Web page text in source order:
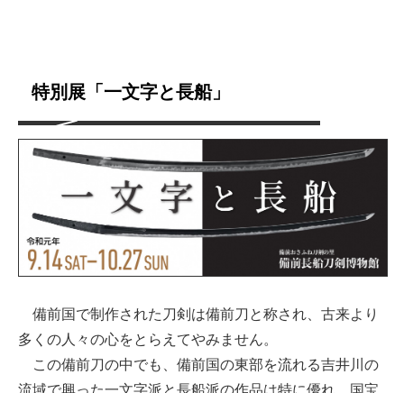
特別展「一文字と長船」
備前国で制作された刀剣は備前刀と称され、古来より
多くの人々の心をとらえてやみません。
この備前刀の中でも、備前国の東部を流れる吉井川の
流域で興った一文字派と長船派の作品は特に優れ、国宝